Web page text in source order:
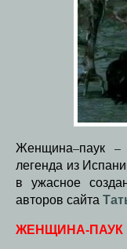
Женщина–паук
легенда из
в ужасное
авторов сайта
ЖЕНЩИНА-ПАУК